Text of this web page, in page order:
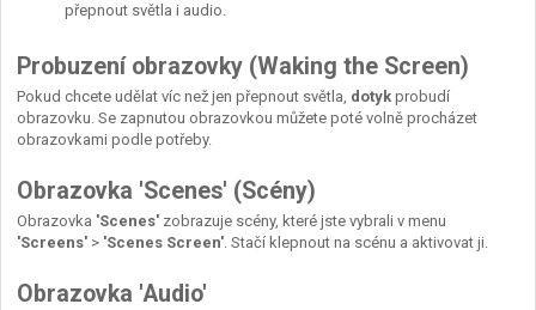
přepnout světla i audio.
Probuzení obrazovky (Waking the Screen)
Pokud chcete udělat víc než jen přepnout světla, dotyk probudí
obrazovku. Se zapnutou obrazovkou můžete poté volně procházet
obrazovkami podle potřeby.
Obrazovka 'Scenes' (Scény)
Obrazovka 'Scenes' zobrazuje scény, které jste vybrali v menu
'Screens' > 'Scenes Screen'. Stačí klepnout na scénu a aktivovat ji.
Obrazovka 'Audio'